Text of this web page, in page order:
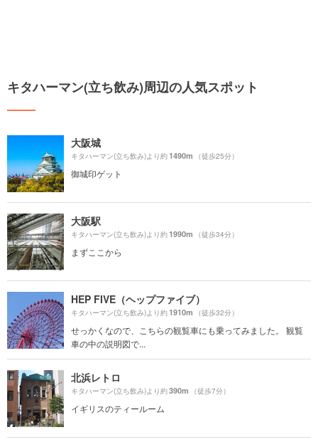
キタハーマン(立ち飲み)周辺の人気スポット
大阪城
キタハーマン(立ち飲み)より約1490m （徒歩25分）
御城印ゲット
大阪駅
キタハーマン(立ち飲み)より約1990m （徒歩34分）
まずここから
HEP FIVE（ヘップファイブ）
キタハーマン(立ち飲み)より約1910m （徒歩32分）
せっかくなので、こちらの観覧車にも乗ってみました。 観覧
車の中の説明図で...
北浜レトロ
キタハーマン(立ち飲み)より約390m （徒歩7分）
イギリスのティールーム